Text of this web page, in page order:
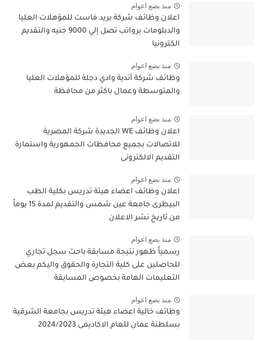
منذ بضع اعوام
اعلان وظائف شركة بريد فاست للمؤهلات العليا
والدبلومات برواتب تصل إلي 9000 جنيه والتقديم
الكترونيا
منذ بضع اعوام
وظائف شركة أندية وادي دجلة للمؤهلات العليا
والمتوسطة وعمال باكثر من محافظة
منذ بضع اعوام
اعلان وظائف WE الجديدة شركة المصرية
للاتصالات بجميع محافظات الجمهورية واستمارة
التقديم الالكترونى
منذ بضع اعوام
اعلان وظائف اعضاء هيئة تدريس بكلية الطب
البيطرى جامعة عين شمس والتقديم لمدة 15 يوماً
من تاريخ نشر الاعلان
منذ بضع اعوام
رسمياً ظهور نتيجة مسابقة باحث سجل تجاري
للحاصلين على كلية التجارة والحقوق واليكم بعض
التعليمات الهامة بخصوص المسابقة
منذ بضع اعوام
وظائف خالية اعضاء هيئة تدريس بجامعة الشرقية
بسلطنة عمان للعام الاكاديمى 2024/2023